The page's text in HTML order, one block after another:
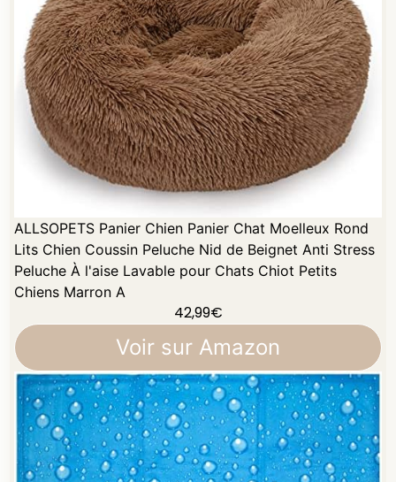
ALLSOPETS Panier Chien Panier Chat Moelleux Rond
Lits Chien Coussin Peluche Nid de Beignet Anti Stress
Peluche À l'aise Lavable pour Chats Chiot Petits
Chiens Marron A
42,99€
Voir sur Amazon